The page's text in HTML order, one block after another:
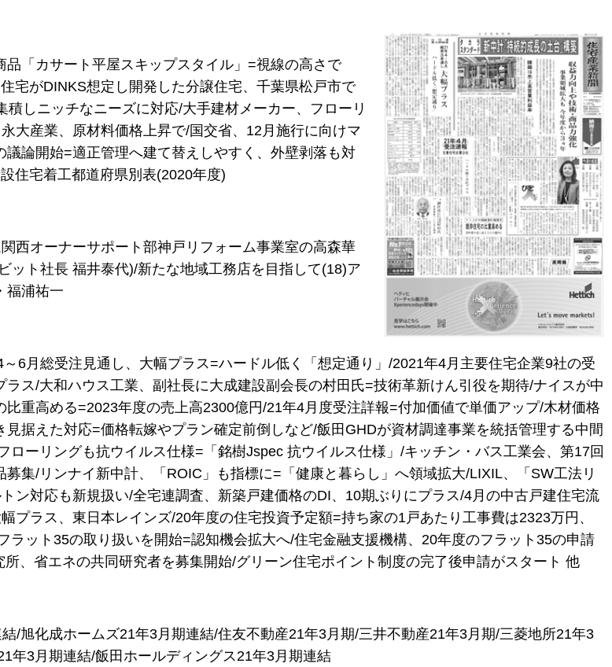
品「カサート平屋スキップスタイル」=視線の高さで
宅がDINKS想定し開発した分譲住宅、千葉県松戸市で
積しニッチなニーズに対応/大手建材メーカー、フローリ
大産業、原材料価格上昇で/国交省、12月施行に向けマ
議論開始=適正管理へ建て替えしやすく、外壁剥落も対
住宅着工都道府県別表(2020年度)
西オーナーサポート部神戸リフォーム事業室の高森華
ット社長 福井泰代)/新たな地域工務店を目指して(18)ア
福浦祐一
6月総受注見通し、大幅プラス=ハードル低く「想定通り」/2021年4月主要住宅企業9社の受
ス/大和ハウス工業、副社長に大成建設副会長の村田氏=技術革新けん引役を期待/ナイスが中
比重高める=2023年度の売上高2300億円/21年4月度受注詳報=付加価値で単価アップ/木材価格
据えた対応=価格転嫁やプラン確定前倒しなど/飯田GHDが資材調達事業を統括管理する中間
ローリングも抗ウイルス仕様=「銘樹Jspec 抗ウイルス仕様」/キッチン・バス工業会、第17回
募集/リンナイ新中計、「ROIC」も指標に=「健康と暮らし」へ領域拡大/LIXIL、「SW工法リ
ン対応も新規扱い/全宅連調査、新築戸建価格のDI、10期ぶりにプラス/4月の中古戸建住宅流
プラス、東日本レインズ/20年度の住宅投資予定額=持ち家の1戸あたり工事費は2323万円、
ラット35の取り扱いを開始=認知機会拡大へ/住宅金融支援機構、20年度のフラット35の申請
、省エネの共同研究者を募集開始/グリーン住宅ポイント制度の完了後申請がスタート 他
/旭化成ホームズ21年3月期連結/住友不動産21年3月期/三井不動産21年3月期/三菱地所21年3
年3月期連結/飯田ホールディングス21年3月期連結